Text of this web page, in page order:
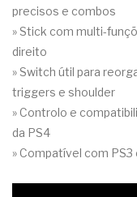
precisos e combos
» Stick com multi-
direito
» Switch útil para
triggers e shoulder
» Controlo e
da PS4
» Compatível com PS3